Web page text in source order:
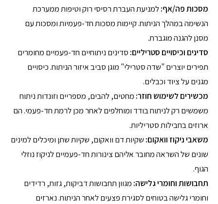
מסכות פה/אף:למניעת העברת רסיסי רוק וטיפות ממערכת
הנשימה במהלך הניתוח. קיימות מסכות חד-פעמיות ומסכות עם
מסנן להגנה מוגברת.
סדינים וכיסויים סטריליים: סדינים ניתוחיים חד-פעמיים מחומרים
תפירים יוצרים "שדה סטרילי" מוגן סביב איזור הניתוח. כיסויים
מגנים על ציוד וכבלים.
מכשירים לשימוש חוזר: מחטים, להבים, מספריים וזונדות ניתוח
משמשים רק לניתוח בודד ומוחלפים לאחר מכן לרמת חד-פעמי. הם
ארוזים בחבילות סטריליות.
משאבי ניקוז וואקום: שקיות דם וואקום, שקיות שתן ומיכלים למינים
שונים של השראה מחובר אליהם צינורות חד-פעמיים לניקוז נוזלי
הגוף.
תחבושות וחומרי גלישה: מגוון תחבושות דביקות, גזות, רדידים
וחומרי גלישה בטוחים לסגירת פצעים לאחר הניתוח. נארזים